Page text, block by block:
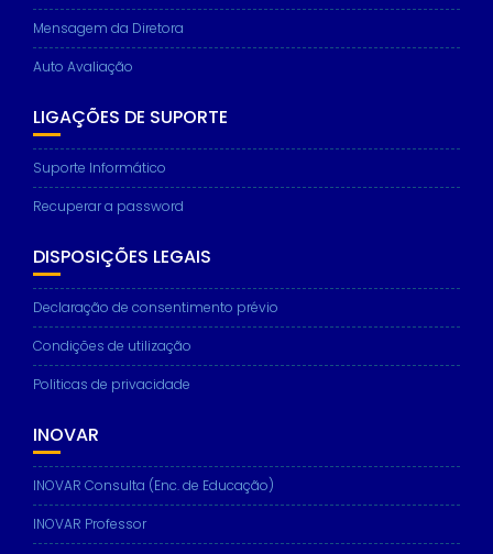
Mensagem da Diretora
Auto Avaliação
LIGAÇÕES DE SUPORTE
Suporte Informático
Recuperar a password
DISPOSIÇÕES LEGAIS
Declaração de consentimento prévio
Condições de utilização
Politicas de privacidade
INOVAR
INOVAR Consulta (Enc. de Educação)
INOVAR Professor